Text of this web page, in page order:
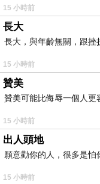
15 小時前
長大
長大，與年齡無關，跟挫
15 小時前
贊美
贊美可能比侮辱一個人更
15 小時前
出人頭地
願意勸你的人，很多是怕
15 小時前